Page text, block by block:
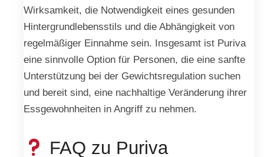
Wirksamkeit, die Notwendigkeit eines gesunden
Hintergrundlebensstils und die Abhängigkeit von
regelmäßiger Einnahme sein. Insgesamt ist Puriva
eine sinnvolle Option für Personen, die eine sanfte
Unterstützung bei der Gewichtsregulation suchen
und bereit sind, eine nachhaltige Veränderung ihrer
Essgewohnheiten in Angriff zu nehmen.
FAQ zu Puriva